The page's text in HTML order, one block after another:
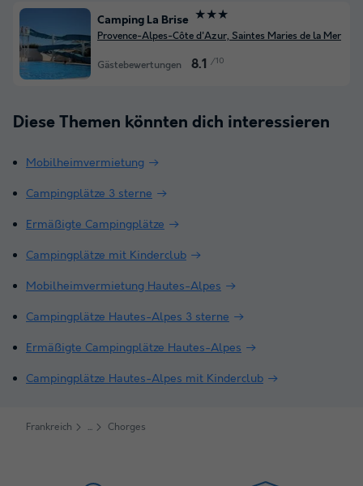
Camping La Brise ★★★
Provence-Alpes-Côte d'Azur, Saintes Maries de la Mer
Gästebewertungen 8.1 /10
Diese Themen könnten dich interessieren
Mobilheimvermietung
Campingplätze 3 sterne
Ermäßigte Campingplätze
Campingplätze mit Kinderclub
Mobilheimvermietung Hautes-Alpes
Campingplätze Hautes-Alpes 3 sterne
Ermäßigte Campingplätze Hautes-Alpes
Campingplätze Hautes-Alpes mit Kinderclub
Frankreich Chorges